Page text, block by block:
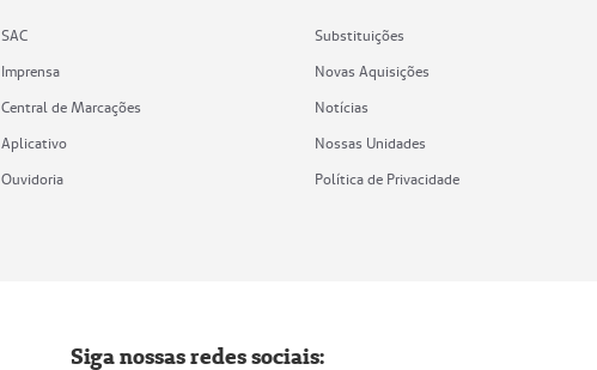
SAC
Imprensa
Central de Marcações
Aplicativo
Ouvidoria
Substituições
Novas Aquisições
Notícias
Nossas Unidades
Política de Privacidade
Siga nossas redes sociais: